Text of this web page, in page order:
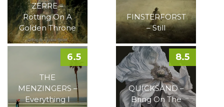
ZERRE –
Rotting On A
Golden Throne
FINSTERFORST
– Still
THE
MENZINGERS –
Everything I
6.5
QUICKSAND –
Bring On The
8.5